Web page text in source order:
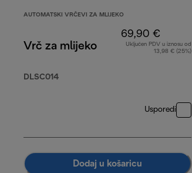
AUTOMATSKI VRČEVI ZA MLIJEKO
Vrč za mlijeko
DLSC014
69,90 €
Uključen PDV u iznosu od
13,98 € (25%)
Usporedi
Dodaj u košaricu